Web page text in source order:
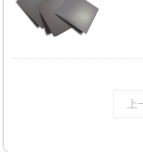
上